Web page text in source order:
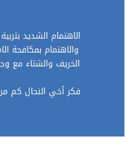
الاهتمام الشديد
والاهتمام بمكافحة
الخريف والشتاء مع
فكر أخي النحال كم